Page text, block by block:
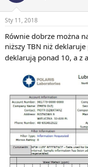
Sty 11, 2018
Równie dobrze można
niższy TBN niż
deklarują ponad 10, a z